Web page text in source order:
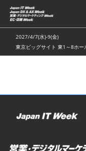
ス
キ
ッ
し
む
2027/4/7(水)-9(金)
東京ビッグサイト 東1～8ホー